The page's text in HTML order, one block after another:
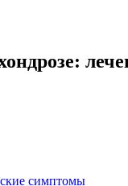
симптомы